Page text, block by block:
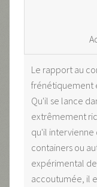
Le rapport au
frénétiquement
Qu'il se lance
extrêmement
qu'il intervienne
containers ou
expérimental
accoutumée, il